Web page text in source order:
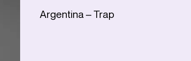
Argentina – Trap